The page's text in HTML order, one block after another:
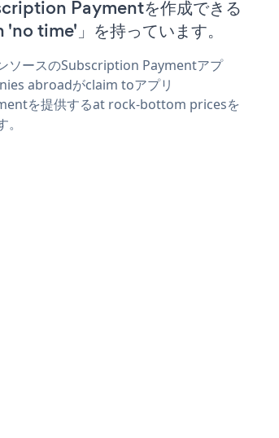
Paymentを作成できる
'no time'」を持っています。
ソースのSubscription Paymentアプ
abroadがclaim toアプリ
を提供するat rock-bottom pricesを